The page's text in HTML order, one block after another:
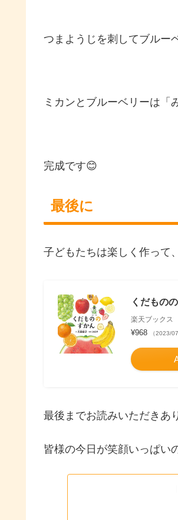
つまようじを刺してブルー
ミカンとブルーベリーは「
完成です😊
最後に
子どもたちは楽しく作って
くだもの
楽天ブックス
¥968 （2023/
最後までお読みいただきあ
皆様の今日が笑顔いっぱい